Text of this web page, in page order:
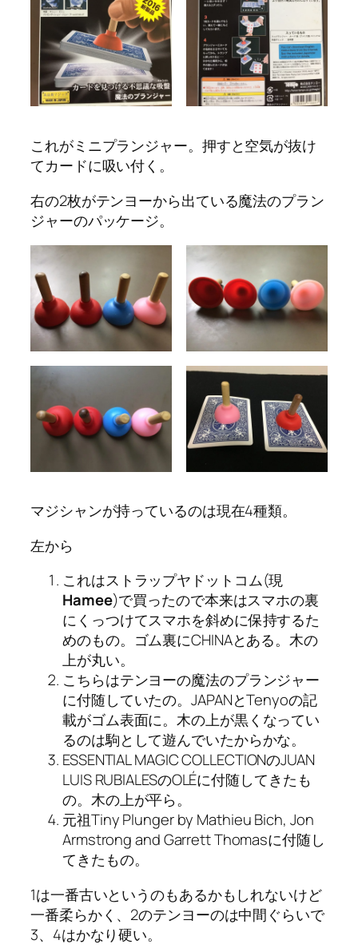
これがミニプランジャー。押すと空気が抜け
てカードに吸い付く。
右の2枚がテンヨーから出ている魔法のプラン
ジャーのパッケージ。
マジシャンが持っているのは現在4種類。
左から
これはストラップヤドットコム(現
Hamee)で買ったので本来はスマホの裏
にくっつけてスマホを斜めに保持するた
めのもの。ゴム裏にCHINAとある。木の
上が丸い。
こちらはテンヨーの魔法のプランジャー
に付随していたの。JAPANとTenyoの記
載がゴム表面に。木の上が黒くなってい
るのは駒として遊んでいたからかな。
ESSENTIAL MAGIC COLLECTIONのJUAN
LUIS RUBIALESのOLÉに付随してきたも
の。木の上が平ら。
元祖Tiny Plunger by Mathieu Bich, Jon
Armstrong and Garrett Thomasに付随し
てきたもの。
1は一番古いというのもあるかもしれないけど
一番柔らかく、2のテンヨーのは中間ぐらいで
3、4はかなり硬い。